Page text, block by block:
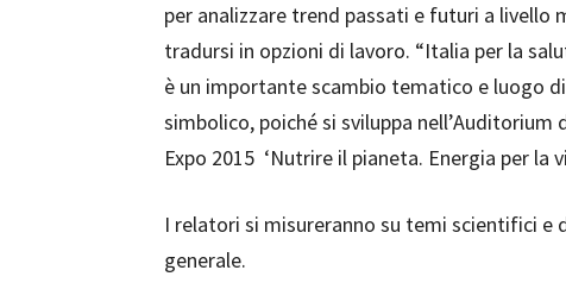
per analizzare trend passati e futuri a
tradursi in opzioni di lavoro. “Italia per la
è un importante scambio tematico e luogo
simbolico, poiché si sviluppa
Expo 2015 ‘Nutrire il pianeta. Energia per la
I relatori si misureranno su temi scientifici
generale.